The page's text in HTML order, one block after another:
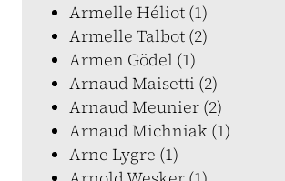
Armelle Héliot (1)
Armelle Talbot (2)
Armen Gödel (1)
Arnaud Maisetti (2)
Arnaud Meunier (2)
Arnaud Michniak (1)
Arne Lygre (1)